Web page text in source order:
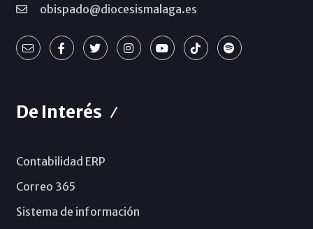
obispado@diocesismalaga.es
De Interés
Contabilidad ERP
Correo 365
Sistema de información